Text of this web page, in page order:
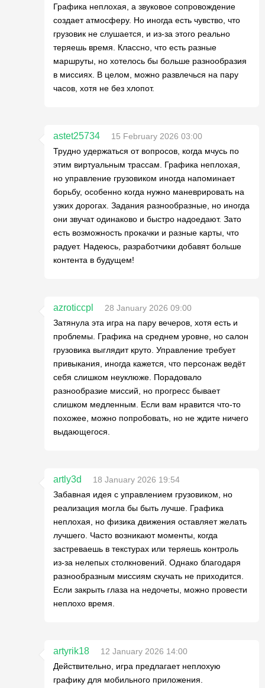
Графика неплохая, а звуковое сопровождение
создает атмосферу. Но иногда есть чувство, что
грузовик не слушается, и из-за этого реально
теряешь время. Классно, что есть разные
маршруты, но хотелось бы больше разнообразия
в миссиях. В целом, можно развлечься на пару
часов, хотя не без хлопот.
astet25734
15 February 2026 03:00
Трудно удержаться от вопросов, когда мчусь по
этим виртуальным трассам. Графика неплохая,
но управление грузовиком иногда напоминает
борьбу, особенно когда нужно маневрировать на
узких дорогах. Задания разнообразные, но иногда
они звучат одинаково и быстро надоедают. Зато
есть возможность прокачки и разные карты, что
радует. Надеюсь, разработчики добавят больше
контента в будущем!
azroticcpl
28 January 2026 09:00
Затянула эта игра на пару вечеров, хотя есть и
проблемы. Графика на среднем уровне, но салон
грузовика выглядит круто. Управление требует
привыкания, иногда кажется, что персонаж ведёт
себя слишком неуклюже. Порадовало
разнообразие миссий, но прогресс бывает
слишком медленным. Если вам нравится что-то
похожее, можно попробовать, но не ждите ничего
выдающегося.
artly3d
18 January 2026 19:54
Забавная идея с управлением грузовиком, но
реализация могла бы быть лучше. Графика
неплохая, но физика движения оставляет желать
лучшего. Часто возникают моменты, когда
застреваешь в текстурах или теряешь контроль
из-за нелепых столкновений. Однако благодаря
разнообразным миссиям скучать не приходится.
Если закрыть глаза на недочеты, можно провести
неплохо время.
artyrik18
12 January 2026 14:00
Действительно, игра предлагает неплохую
графику для мобильного приложения.